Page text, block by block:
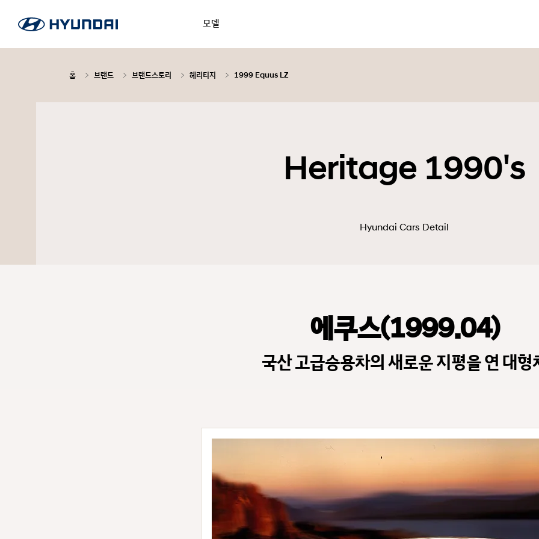
모델
홈 브랜드 브랜드스토리 헤리티지 1999 Equus LZ
Heritage 1990's
Hyundai Cars Detail
에쿠스(1999.04)
국산 고급승용차의 새로운 지평을 연 대형